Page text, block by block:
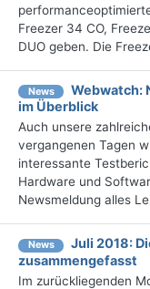
Freezer 34 CO,
DUO geben. Die
News
Webwatch:
im Überblick
Auch unsere
vergangenen Tagen
interessante
Hardware und
Newsmeldung alles
News
Juli 2018:
zusammengefasst
Im zurückliegenden